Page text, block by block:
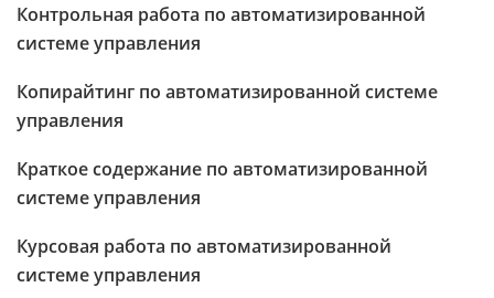
Контрольная работа по автоматизированной
системе управления
Копирайтинг по автоматизированной системе
управления
Краткое содержание по автоматизированной
системе управления
Курсовая работа по автоматизированной
системе управления